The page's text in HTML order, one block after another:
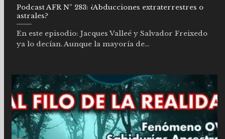
Podcast AFR Nº 283: ¿Abducciones extraterrestres o
astrales?
En este episodio: Jacques Valleé y Salvador Freixedo
ya lo decían. Aunque la mayoría de...